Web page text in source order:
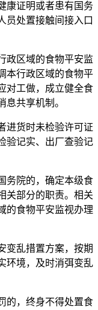
证明或者患有国务
员处置接触间接入口
区域的食物平安监
本行政区域的食物平
对工做，成立健全食
息共享机制。
货时未检验许可证
验记实、出厂查验记
院的，确定本级食
关部分的职责。相关
的食物平安监视办理
乱措置方案，按期
环境，及时消弭变乱
，终身不得处置食